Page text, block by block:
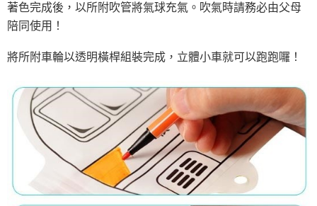
著色完成後，以所附吹管將氣球充氣。吹氣時請務必由父母
陪同使用！
將所附車輪以透明橫桿組裝完成，立體小車就可以跑跑囉！